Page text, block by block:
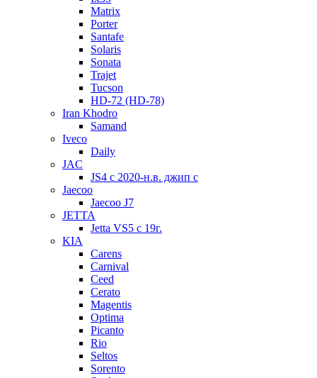
Matrix
Porter
Santafe
Solaris
Sonata
Trajet
Tucson
HD-72 (HD-78)
Iran Khodro
Samand
Iveco
Daily
JAC
JS4 с 2020-н.в. джип с
Jaecoo
Jaecoo J7
JETTA
Jetta VS5 с 19г.
KIA
Carens
Carnival
Ceed
Cerato
Magentis
Optima
Picanto
Rio
Seltos
Sorento